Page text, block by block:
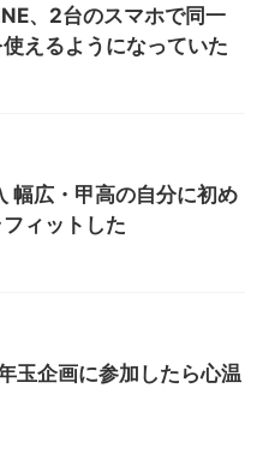
、2台のスマホで同一
えるようになっていた
幅広・甲高の自分に初め
ィットした
玉企画に参加したら心温